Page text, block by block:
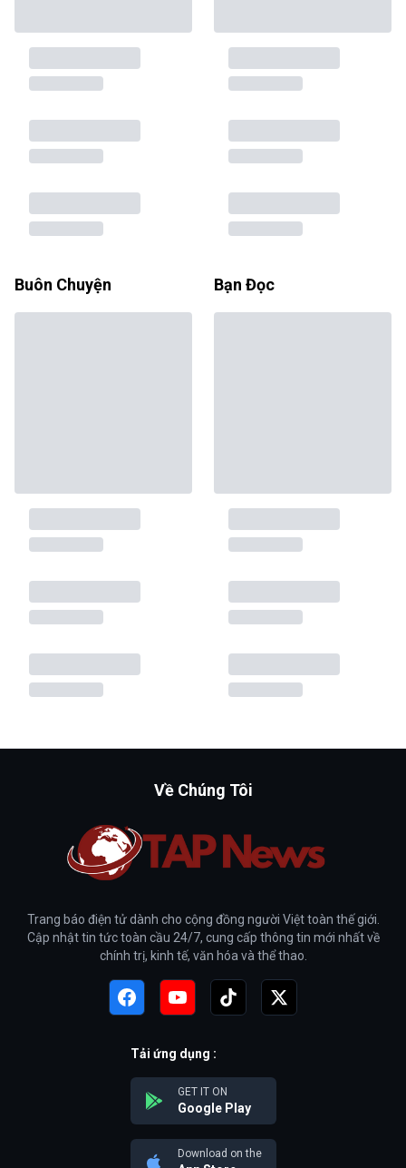
Buôn Chuyện Bạn Đọc
Về Chúng Tôi
Trang báo điện tử dành cho cộng đồng người Việt toàn thế giới.
Cập nhật tin tức toàn cầu 24/7, cung cấp thông tin mới nhất về
chính trị, kinh tế, văn hóa và thể thao.
Tải ứng dụng :
GET IT ON
Google Play
Download on the